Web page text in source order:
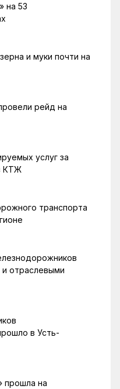
на 53
и муки почти на
рейд на
услуг за
КТЖ
транспорта
отраслевыми
в Усть-
прошла на